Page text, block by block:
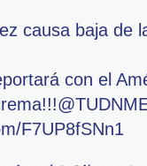
causa baja de
con el
F7UP8fSNn1